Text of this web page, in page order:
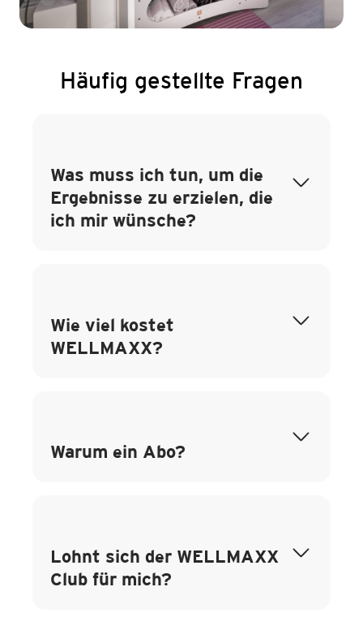
Häufig gestellte Fragen
Was muss ich tun, um die
Ergebnisse zu erzielen, die
ich mir wünsche?
Wie viel kostet
WELLMAXX?
Warum ein Abo?
Lohnt sich der WELLMAXX
Club für mich?